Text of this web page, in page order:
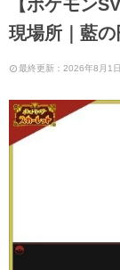
【ポケモン
現場所｜藍の
最終更新：2026年8月1